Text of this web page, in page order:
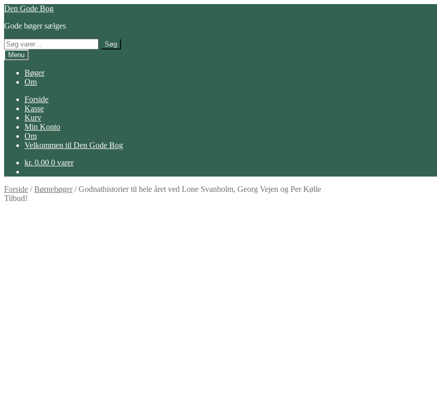
Spring
navigation
Spring
indhold
Den Gode Bog
Gode bøger sælges
Søg
efter:
Søg
Menu
Bøger
Om
Forside
Kasse
Kurv
Min Konto
Om
Velkommen til Den Gode Bog
kr. 0.00 0 varer
Forside /Børnebøger/Godnathistorier til hele året ved Lone Svanholm, Georg Vejen og Per Kølle
Tilbud!